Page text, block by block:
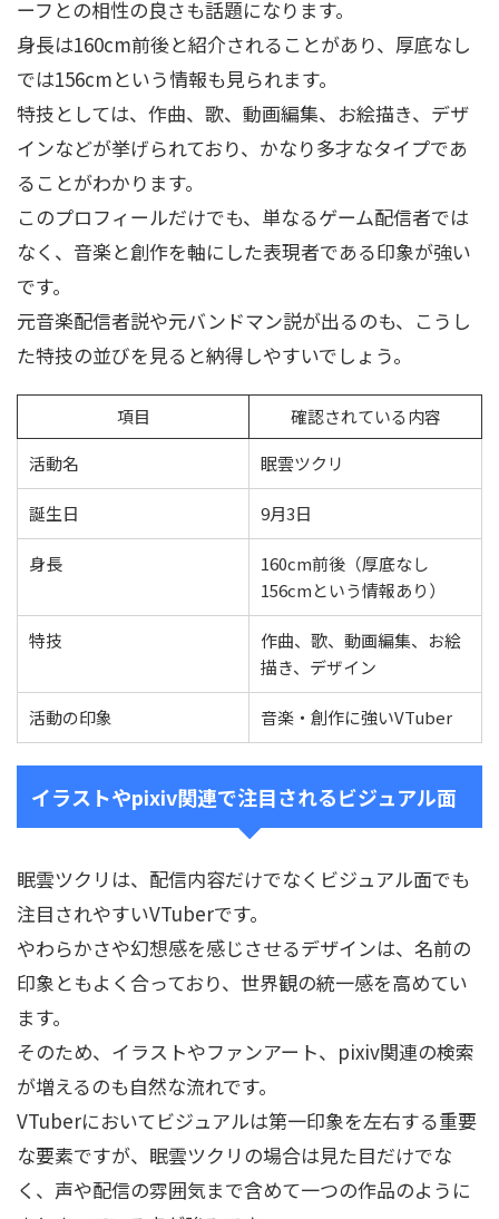
ーフとの相性の良さも話題になります。
身長は160cm前後と紹介されることがあり、厚底なし
では156cmという情報も見られます。
特技としては、作曲、歌、動画編集、お絵描き、デザ
インなどが挙げられており、かなり多才なタイプであ
ることがわかります。
このプロフィールだけでも、単なるゲーム配信者では
なく、音楽と創作を軸にした表現者である印象が強い
です。
元音楽配信者説や元バンドマン説が出るのも、こうし
た特技の並びを見ると納得しやすいでしょう。
項目
確認されている内容
活動名
眠雲ツクリ
誕生日 9月3日
身長
160cm前後（厚底なし
156cmという情報あり）
特技
作曲、歌、動画編集、お絵
描き、デザイン
活動の印象 音楽・創作に強いVTuber
イラストやpixiv関連で注目されるビジュアル面
眠雲ツクリは、配信内容だけでなくビジュアル面でも
注目されやすいVTuberです。
やわらかさや幻想感を感じさせるデザインは、名前の
印象ともよく合っており、世界観の統一感を高めてい
ます。
そのため、イラストやファンアート、pixiv関連の検索
が増えるのも自然な流れです。
VTuberにおいてビジュアルは第一印象を左右する重要
な要素ですが、眠雲ツクリの場合は見た目だけでな
く、声や配信の雰囲気まで含めて一つの作品のように